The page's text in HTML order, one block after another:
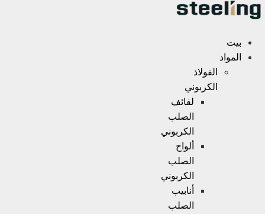
Skip
to
بيت
المواد
الفولاذ
الكربوني
لفائف
الصلب
الكربوني
ألواح
الصلب
الكربوني
أنابيب
الصلب